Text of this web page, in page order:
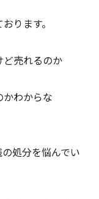
ります。
ど売れるのか
かわからな
処分を悩んでい